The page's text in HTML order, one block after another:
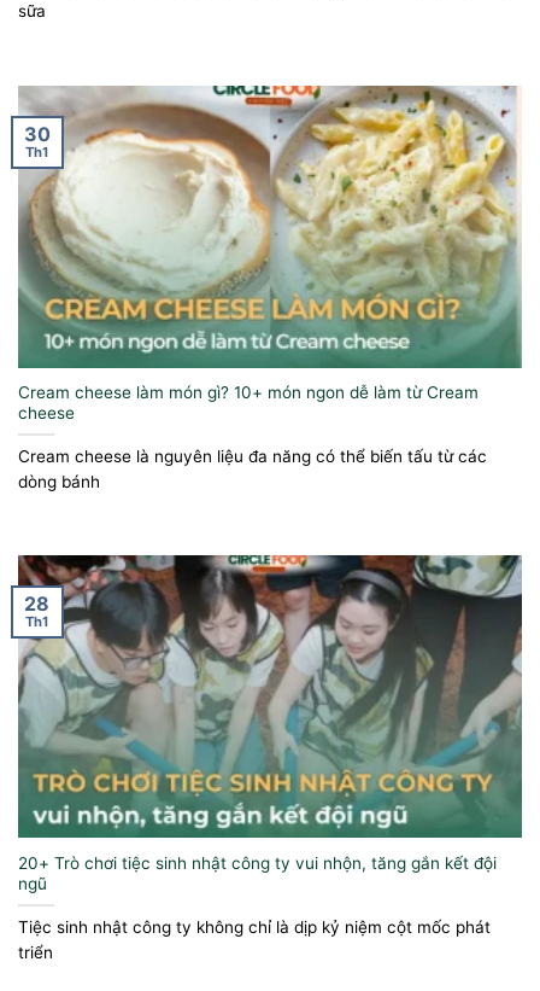
sữa
Cream cheese làm món gì​? 10+ món ngon dễ làm từ Cream
cheese
Cream cheese là nguyên liệu đa năng có thể biến tấu từ các
dòng bánh
30
Th1
20+ Trò chơi tiệc sinh nhật công ty vui nhộn, tăng gắn kết đội
ngũ
Tiệc sinh nhật công ty không chỉ là dịp kỷ niệm cột mốc phát
triển
28
Th1